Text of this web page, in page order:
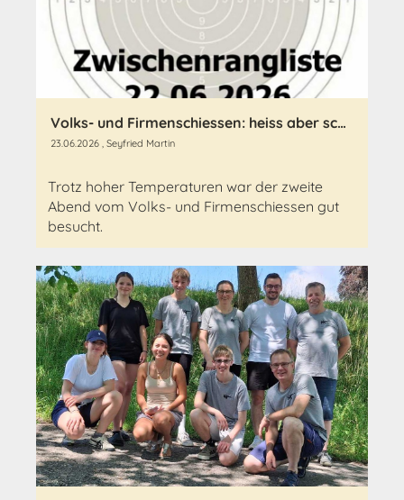
Volks- und Firmenschiessen: heiss aber schön
23.06.2026 , Seyfried Martin
Trotz hoher Temperaturen war der zweite
Abend vom Volks- und Firmenschiessen gut
besucht.